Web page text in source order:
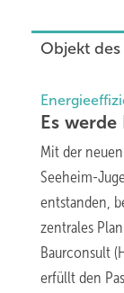
Objekt
Es werde
Mit der
Seeheim-
entstanden,
zentrales
Baurconsult
erfüllt den